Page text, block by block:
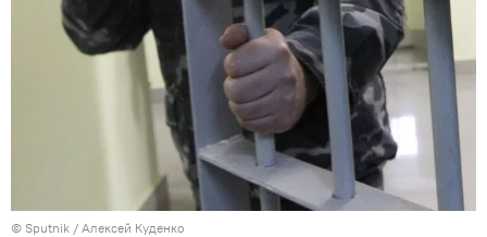
© Sputnik / Алексей Куденко